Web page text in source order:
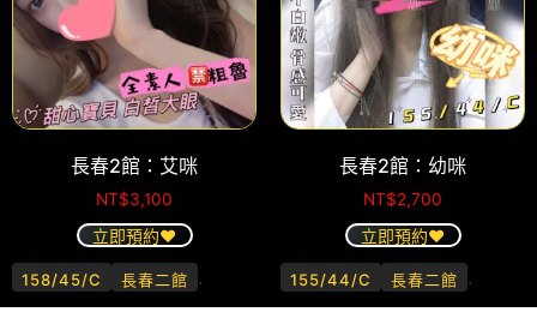
長春2館：艾咪
NT$3,100
立即預約❤️
158/45/C 長春二館 .
長春2館：幼咪
NT$2,700
立即預約❤️
155/44/C 長春二館 .